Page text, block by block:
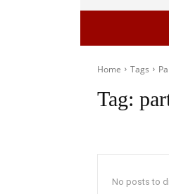
Home Tags
Tag:
No posts to